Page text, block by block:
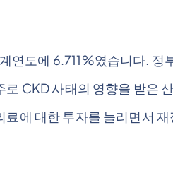
도에 6.711%였습니다. 정
CKD 사태의 영향을 받은
료에 대한 투자를 늘리면서